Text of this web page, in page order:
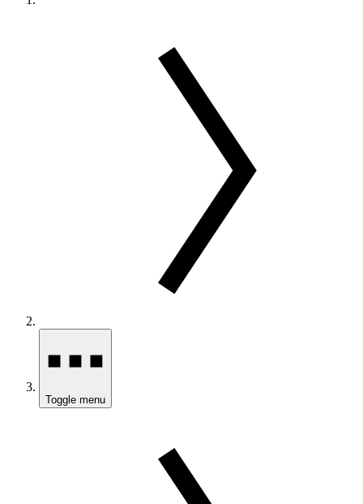
Toggle menu